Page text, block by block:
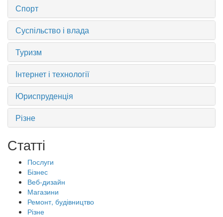
Спорт
Суспільство і влада
Туризм
Інтернет і технології
Юриспруденція
Різне
Статті
Послуги
Бізнес
Веб-дизайн
Магазини
Ремонт, будівництво
Різне